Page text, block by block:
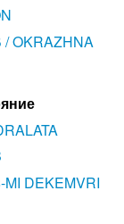
DEKEMVRI